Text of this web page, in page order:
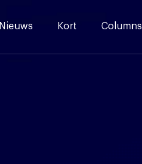
Nieuws Kort Columns